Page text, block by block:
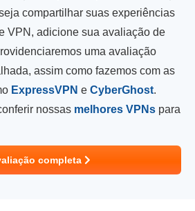
compartilhar suas experiências
VPN, adicione sua avaliação de
uma avaliação
assim como fazemos com as
ExpressVPN e CyberGhost.
nossas melhores VPNs para
completa